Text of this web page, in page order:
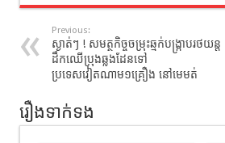
Previous:
ស្ងាត់ៗ ! សមត្ថកិច្ចចម្រុះឆ្មក់បង្រ្កាបរថយន្ត
ដឹកឈើប្រុងឆ្លងដែនទៅ
ប្រទេសវៀតណាម១គ្រឿង នៅមេមត់
រឿងទាក់ទង